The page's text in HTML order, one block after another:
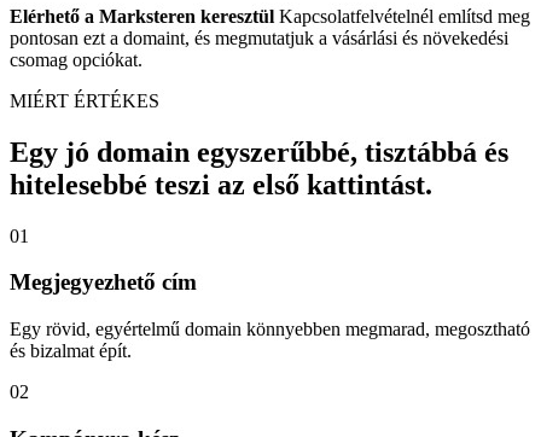
Elérhető a Marksteren keresztül Kapcsolatfelvételnél említsd meg
pontosan ezt a domaint, és megmutatjuk a vásárlási és növekedési
csomag opciókat.
MIÉRT ÉRTÉKES
Egy jó domain egyszerűbbé, tisztábbá és
hitelesebbé teszi az első kattintást.
01
Megjegyezhető cím
Egy rövid, egyértelmű domain könnyebben megmarad, megosztható
és bizalmat épít.
02